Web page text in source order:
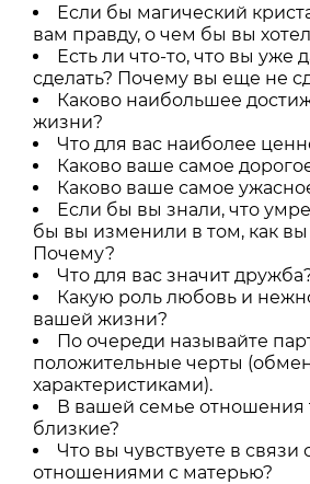
Если бы магический
вам правду, о чем бы вы
Есть ли что-то, что вы уже
сделать? Почему вы еще не
Каково наибольшее
жизни?
Что для вас наиболее
Каково ваше самое
Каково ваше самое
Если бы вы знали, что
бы вы изменили в том, как вы
Почему?
Что для вас значит
Какую роль любовь и
вашей жизни?
По очереди называйте
положительные черты
характеристиками).
В вашей семье отношения
близкие?
Что вы чувствуете в
отношениями с матерью?